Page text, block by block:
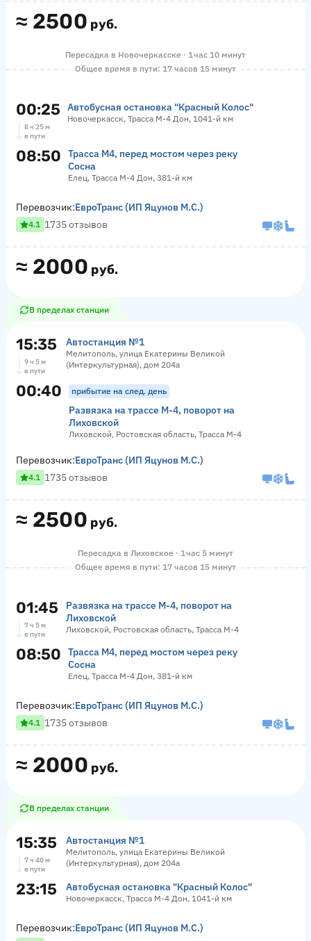
≈ 2500 руб.
Пересадка в Новочеркасске · 1 час 10 минут
Общее время в пути: 17 часов 15 минут
00:25 Автобусная остановка "Красный Колос"
Новочеркасск, Трасса М-4 Дон, 1041-й км
8 ч 25 м
в пути
08:50
Трасса М4, перед мостом через реку
Сосна
Елец, Трасса М-4 Дон, 381-й км
≈ 2000 руб.
Перевозчик:ЕвроТранс (ИП Яцунов М.С.)
4.1 1735 отзывов
В пределах станции
15:35 Автостанция №1
Мелитополь, улица Екатерины Великой
(Интеркультурная), дом 204а
9 ч 5 м
в пути
00:40 прибытие на след. день
Развязка на трассе М-4, поворот на
Лиховской
Лиховской, Ростовская область, Трасса М-4
≈ 2500 руб.
Перевозчик:ЕвроТранс (ИП Яцунов М.С.)
4.1 1735 отзывов
Пересадка в Лиховское · 1 час 5 минут
Общее время в пути: 17 часов 15 минут
01:45
Развязка на трассе М-4, поворот на
Лиховской
Лиховской, Ростовская область, Трасса М-4
7 ч 5 м
в пути
08:50
Трасса М4, перед мостом через реку
Сосна
Елец, Трасса М-4 Дон, 381-й км
≈ 2000 руб.
Перевозчик:ЕвроТранс (ИП Яцунов М.С.)
4.1 1735 отзывов
В пределах станции
15:35 Автостанция №1
Мелитополь, улица Екатерины Великой
(Интеркультурная), дом 204а
7 ч 40 м
в пути
23:15 Автобусная остановка "Красный Колос"
Новочеркасск, Трасса М-4 Дон, 1041-й км
Перевозчик:ЕвроТранс (ИП Яцунов М.С.)